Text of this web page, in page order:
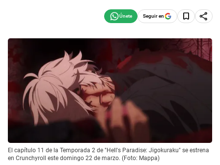
Seguir en
El capítulo 11 de la Temporada 2 de "Hell's Paradise: Jigokuraku" se estrena
en Crunchyroll este domingo 22 de marzo. (Foto: Mappa)